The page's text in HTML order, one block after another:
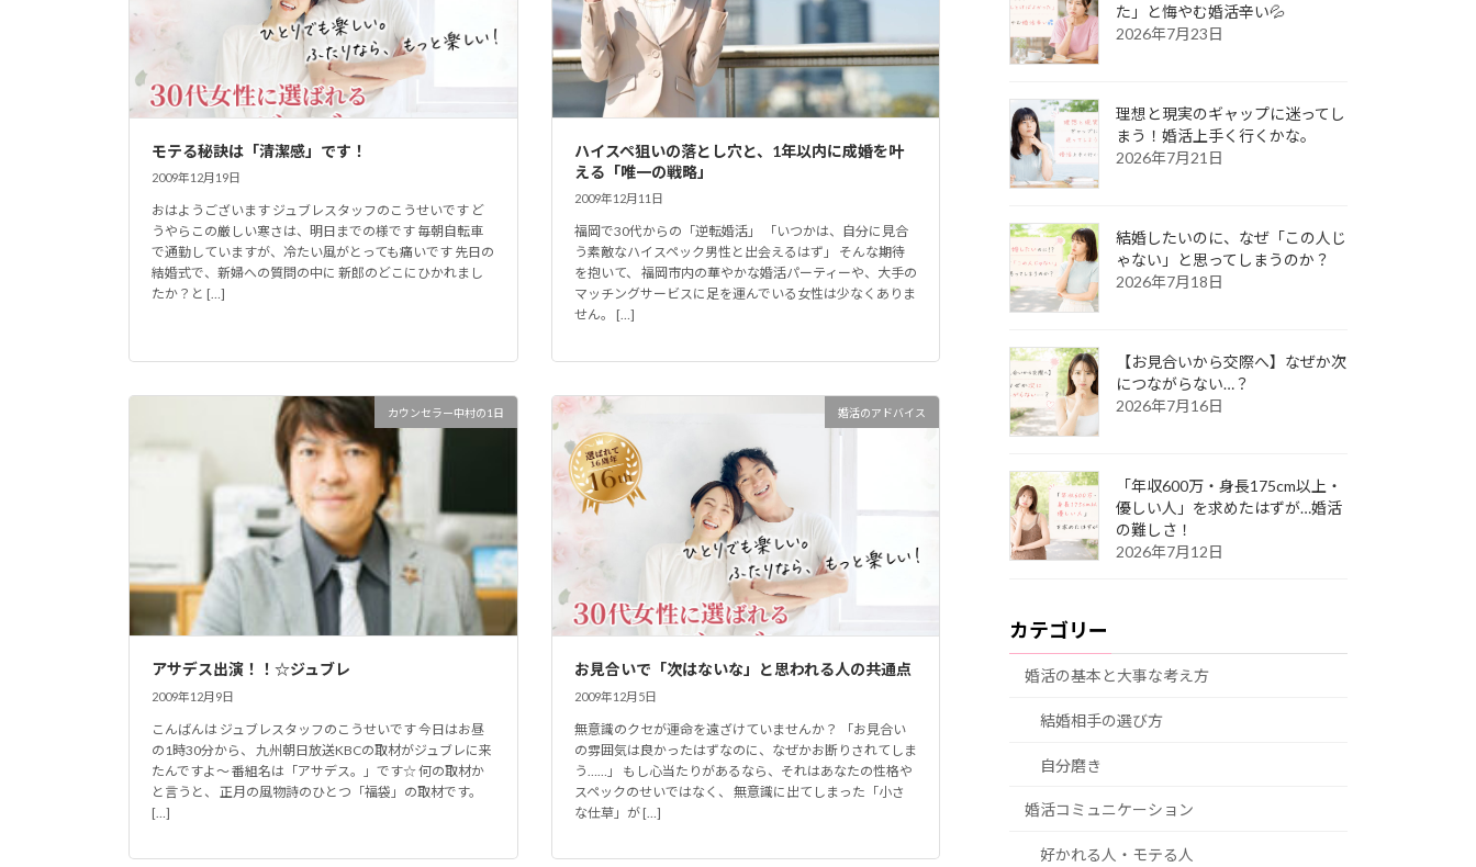
モテる秘訣は「清潔感」です！
2009年12月19日
おはようございます ジュブレスタッフのこうせいです ど
うやらこの厳しい寒さは、明日までの様です 毎朝自転車
で通勤していますが、冷たい風がとっても痛いです 先日の
結婚式で、新婦への質問の中に 新郎のどこにひかれまし
たか？と […]
ハイスペ狙いの落とし穴と、1年以内に成婚を叶
える「唯一の戦略」
2009年12月11日
福岡で30代からの「逆転婚活」 「いつかは、自分に見合
う素敵なハイスペック男性と出会えるはず」 そんな期待
を抱いて、 福岡市内の華やかな婚活パーティーや、大手の
マッチングサービスに足を運んでいる女性は少なくありま
せん。 […]
カウンセラー中村の1日
アサデス出演！！☆ジュブレ
2009年12月9日
こんばんは ジュブレスタッフのこうせいです 今日はお昼
の1時30分から、 九州朝日放送KBCの取材がジュブレに来
たんですよ～ 番組名は「アサデス。」です☆ 何の取材か
と言うと、 正月の風物詩のひとつ「福袋」の取材です。
[…]
婚活のアドバイス
お見合いで「次はないな」と思われる人の共通点
2009年12月5日
無意識のクセが運命を遠ざけていませんか？ 「お見合い
の雰囲気は良かったはずなのに、なぜかお断りされてしま
う……」 もし心当たりがあるなら、それはあなたの性格や
スペックのせいではなく、 無意識に出てしまった「小さ
な仕草」が […]
た」と悔やむ婚活辛い💦
2026年7月23日
理想と現実のギャップに迷ってし
まう！婚活上手く行くかな。
2026年7月21日
結婚したいのに、なぜ「この人じ
ゃない」と思ってしまうのか？
2026年7月18日
【お見合いから交際へ】なぜか次
につながらない…？
2026年7月16日
「年収600万・身長175cm以上・
優しい人」を求めたはずが…婚活
の難しさ！
2026年7月12日
カテゴリー
婚活の基本と大事な考え方
結婚相手の選び方
自分磨き
婚活コミュニケーション
好かれる人・モテる人